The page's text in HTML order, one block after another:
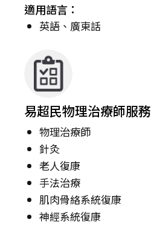
適用語言：
英語、廣東話
易超民物理治療師服務
物理治療師
針灸
老人復康
手法治療
肌肉骨絡系統復康
神經系統復康